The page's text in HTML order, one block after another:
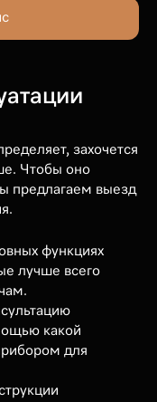
захочется
Чтобы оно
предлагаем выезд
функциях
лучше всего
какой
для